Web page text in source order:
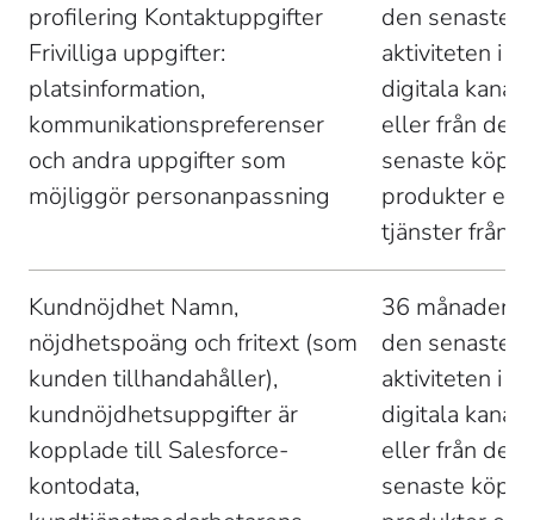
profilering Kontaktuppgifter
Frivilliga uppgifter:
platsinformation,
kommunikationspreferenser
och andra uppgifter som
möjliggör personanpassning
den senaste
aktiviteten i
digitala
eller från det
senaste
produkter
tjänster från
Kundnöjdhet Namn,
nöjdhetspoäng och fritext (som
kunden tillhandahåller),
kundnöjdhetsuppgifter är
kopplade till Salesforce-
kontodata,
36 månader
den senaste
aktiviteten i
digitala
eller från det
senaste